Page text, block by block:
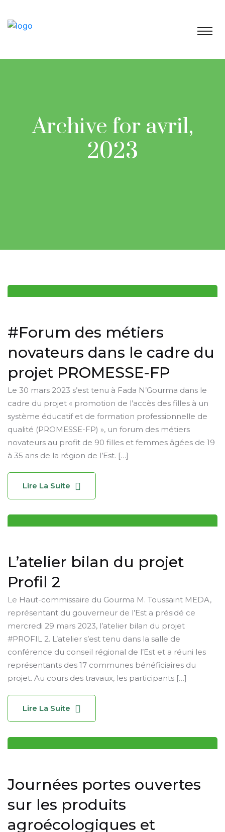
Archive for avril,
2023
#Forum des métiers
novateurs dans le cadre du
projet PROMESSE-FP
Le 30 mars 2023 s’est tenu à Fada N’Gourma dans le
cadre du projet « promotion de l’accès des filles à un
système éducatif et de formation professionnelle de
qualité (PROMESSE-FP) », un forum des métiers
novateurs au profit de 90 filles et femmes âgées de 19
à 35 ans de la région de l’Est. […]
Lire La Suite
L’atelier bilan du projet
Profil 2
Le Haut-commissaire du Gourma M. Toussaint MEDA,
représentant du gouverneur de l’Est a présidé ce
mercredi 29 mars 2023, l’atelier bilan du projet
#PROFIL 2. L’atelier s’est tenu dans la salle de
conférence du conseil régional de l’Est et a réuni les
représentants des 17 communes bénéficiaires du
projet. Au cours des travaux, les participants […]
Lire La Suite
Journées portes ouvertes
sur les produits
agroécologiques et